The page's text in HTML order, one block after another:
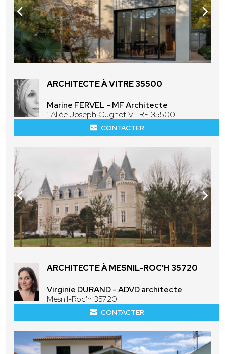
ARCHITECTE À VITRE 35500
Marine FERVEL - MF Architecte
1 Allée Joseph Cugnot VITRE 35500
CONTACTER
ARCHITECTE À MESNIL-ROC'H 35720
Virginie DURAND - ADVD architecte
Mesnil-Roc'h 35720
CONTACTER